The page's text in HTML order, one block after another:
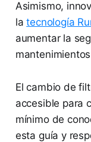
Asimismo,
latecnología
aumentar la
El cambio de
accesible para
mínimo de
esta guía y